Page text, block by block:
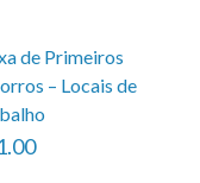
de Primeiros
– Locais de